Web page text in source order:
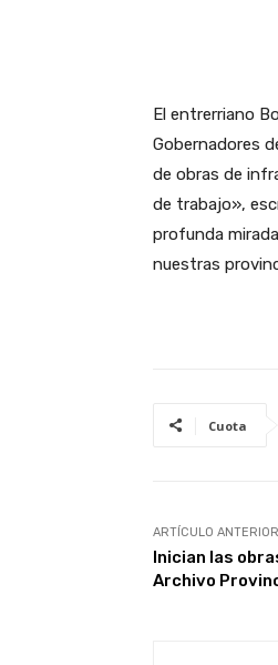
El entrerriano
Gobernadores
de obras de
de trabajo»,
profunda
nuestras
Cuota
ARTÍCULO ANTERIOR
Inician las
Archivo